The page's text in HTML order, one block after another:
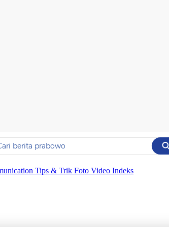
Cancel
sedang ramai dicari
Tips & Trik Foto Video Indeks